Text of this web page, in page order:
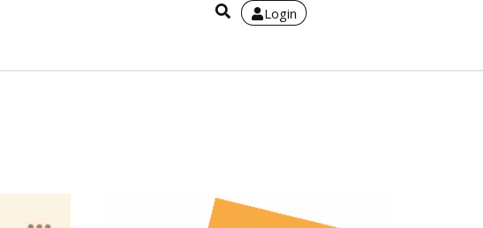
Login